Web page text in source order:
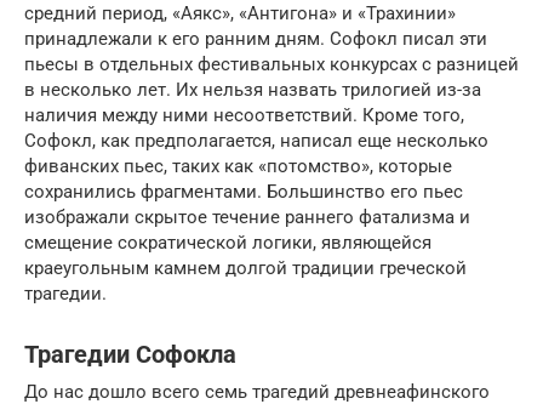
средний период, «Аякс», «Антигона» и «Трахинии»
принадлежали к его ранним дням. Софокл писал эти
пьесы в отдельных фестивальных конкурсах с разницей
в несколько лет. Их нельзя назвать трилогией из-за
наличия между ними несоответствий. Кроме того,
Софокл, как предполагается, написал еще несколько
фиванских пьес, таких как «потомство», которые
сохранились фрагментами. Большинство его пьес
изображали скрытое течение раннего фатализма и
смещение сократической логики, являющейся
краеугольным камнем долгой традиции греческой
трагедии.
Трагедии Софокла
До нас дошло всего семь трагедий древнеафинского